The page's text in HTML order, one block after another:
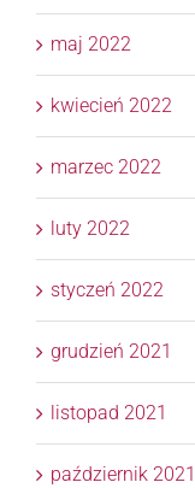
maj 2022
kwiecień 2022
marzec 2022
luty 2022
styczeń 2022
grudzień 2021
listopad 2021
październik 2021